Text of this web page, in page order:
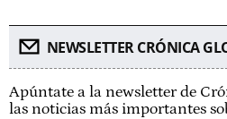
NEWSLETTER CRÓNICA
Apúntate a la newsletter de
las noticias más importantes